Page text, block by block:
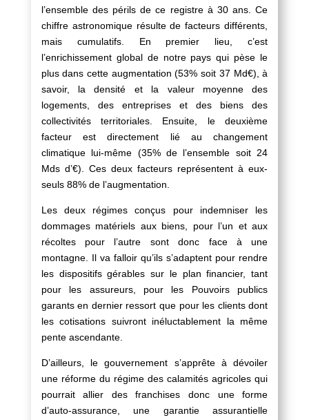
l’ensemble des périls de ce registre à 30 ans. Ce
chiffre astronomique résulte de facteurs différents,
mais cumulatifs. En premier lieu, c’est
l’enrichissement global de notre pays qui pèse le
plus dans cette augmentation (53% soit 37 Md€), à
savoir, la densité et la valeur moyenne des
logements, des entreprises et des biens des
collectivités territoriales. Ensuite, le deuxième
facteur est directement lié au changement
climatique lui-même (35% de l’ensemble soit 24
Mds d’€). Ces deux facteurs représentent à eux-
seuls 88% de l’augmentation.
Les deux régimes conçus pour indemniser les
dommages matériels aux biens, pour l’un et aux
récoltes pour l’autre sont donc face à une
montagne. Il va falloir qu’ils s’adaptent pour rendre
les dispositifs gérables sur le plan financier, tant
pour les assureurs, pour les Pouvoirs publics
garants en dernier ressort que pour les clients dont
les cotisations suivront inéluctablement la même
pente ascendante.
D’ailleurs, le gouvernement s’apprête à dévoiler
une réforme du régime des calamités agricoles qui
pourrait allier des franchises donc une forme
d’auto-assurance, une garantie assurantielle